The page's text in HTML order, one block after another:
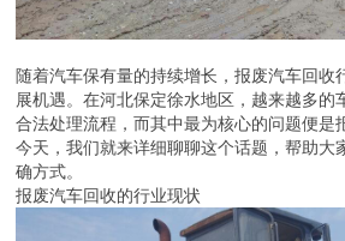
随着汽车保有量的持续增长，报废汽车回收
展机遇。在河北保定徐水地区，越来越多的
合法处理流程，而其中最为核心的问题便是
今天，我们就来详细聊聊这个话题，帮助大
确方式。
报废汽车回收的行业现状